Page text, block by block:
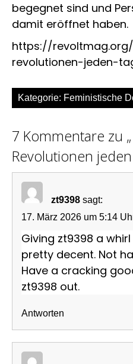
begegnet sind und
damit eröffnet haben.
https://
revolutionen-jeden-
Kategorie: Feministische
7 Kommentare zu
Revolutionen jeden
zt9398 sagt:
17. März 2026 um 5:14
Giving zt9398 a
pretty decent. Not
Have a cracking
zt9398 out.
Antworten